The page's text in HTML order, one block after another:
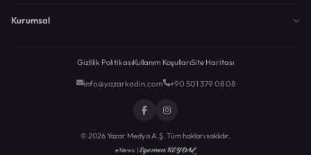
Kurumsal
Gizlilik PolitikasıKullanım KoşullarıSite Haritası
info@yazarkadin.com +90 501 379 08 08
© 2026 Yazar Medya A.Ş. Tüm hakları saklıdır.
eNews |Egemen KEYDAL